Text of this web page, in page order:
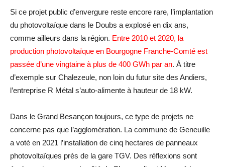
Si ce projet public d’envergure reste encore rare, l’implantation
du photovoltaïque dans le Doubs a explosé en dix ans,
comme ailleurs dans la région. Entre 2010 et 2020, la
production photovoltaïque en Bourgogne Franche-Comté est
passée d’une vingtaine à plus de 400 GWh par an. À titre
d’exemple sur Chalezeule, non loin du futur site des Andiers,
l’entreprise R Métal s’auto-alimente à hauteur de 18 kW.
Dans le Grand Besançon toujours, ce type de projets ne
concerne pas que l’agglomération. La commune de Geneuille
a voté en 2021 l’installation de cinq hectares de panneaux
photovoltaïques près de la gare TGV. Des réflexions sont